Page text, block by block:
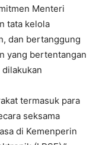
Menteri
tata kelola
dan bertanggung
yang bertentangan
termasuk para
seksama
di Kemenperin